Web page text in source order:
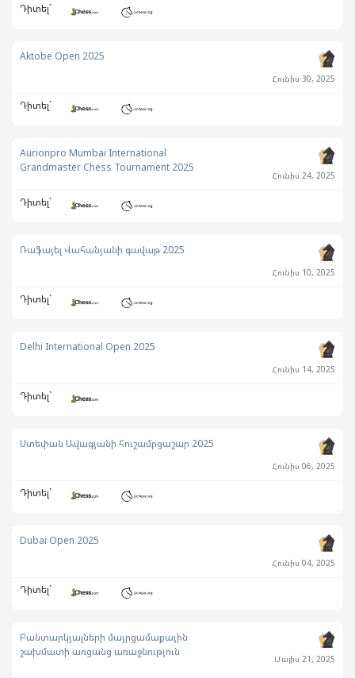
Դիտել`
Aktobe Open 2025
Հունիս 30, 2025
Դիտել`
Aurionpro Mumbai International
Grandmaster Chess Tournament 2025
Հունիս 24, 2025
Դիտել`
Ռաֆայել Վահանյանի գավաթ 2025
Հունիս 10, 2025
Դիտել`
Delhi International Open 2025
Հունիս 14, 2025
Դիտել`
Ստեփան Ավագյանի հուշամրցաշար 2025
Հունիս 06, 2025
Դիտել`
Dubai Open 2025
Հունիս 04, 2025
Դիտել`
Բանտարկյալների մայրցամաքային
շախմատի առցանց առաջնություն
Մայիս 21, 2025